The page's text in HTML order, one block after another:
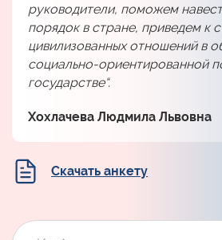
руководители, поможем
порядок в стране, приведем к
цивилизованных отношений в
социально-ориентированной
государстве“.
Хохлачева Людмила Львовна
Скачать анкету